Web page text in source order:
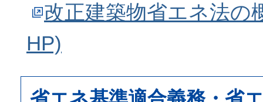
改正建築物省エネ法の
HP)